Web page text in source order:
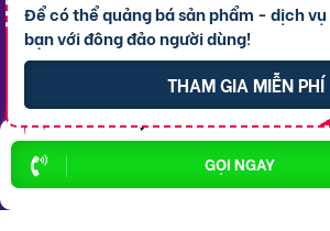
GỌI NGAY
Để có thể quảng bá sản phẩm - dịch
bạn với đông đảo người dùng!
THAM GIA MIỄN PHÍ
P. Cái Khế
X. Vĩnh
P. Hưng Phú
P. Ô Môn
Top 10 Khu Vực Bất động sản